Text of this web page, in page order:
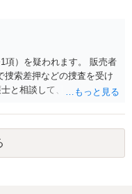
項）を疑われます。 販売者
捜索差押などの捜査を受け
と相談して、 児童ポルノ